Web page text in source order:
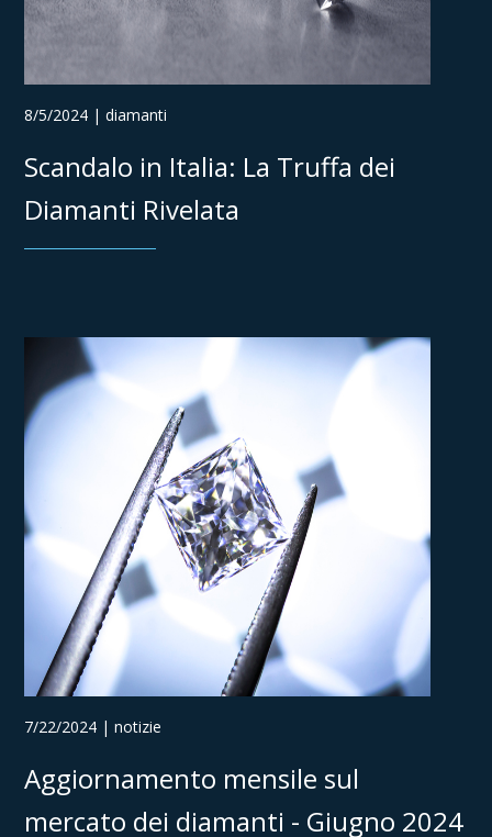
8/5/2024 | diamanti
Scandalo in Italia: La Truffa dei
Diamanti Rivelata
7/22/2024 | notizie
Aggiornamento mensile sul
mercato dei diamanti - Giugno 2024